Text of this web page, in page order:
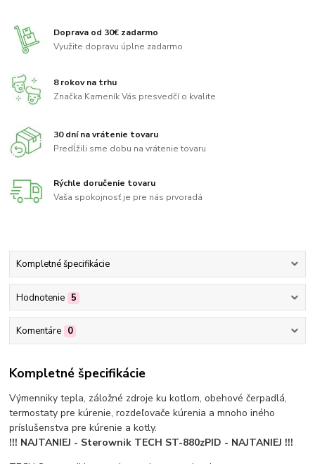
Doprava od 30€ zadarmo
Využite dopravu úplne zadarmo
8 rokov na trhu
Značka Kameník Vás presvedčí o kvalite
30 dní na vrátenie tovaru
Predĺžili sme dobu na vrátenie tovaru
Rýchle doručenie tovaru
Vaša spokojnosť je pre nás prvoradá
Kompletné špecifikácie
Hodnotenie 5
Komentáre 0
Kompletné špecifikácie
Výmenniky tepla, záložné zdroje ku kotlom, obehové čerpadlá,
termostaty pre kúrenie, rozdeľovače kúrenia a mnoho iného
príslušenstva pre kúrenie a kotly.
!!! NAJTANIEJ - Sterownik TECH ST-880zPID - NAJTANIEJ !!!